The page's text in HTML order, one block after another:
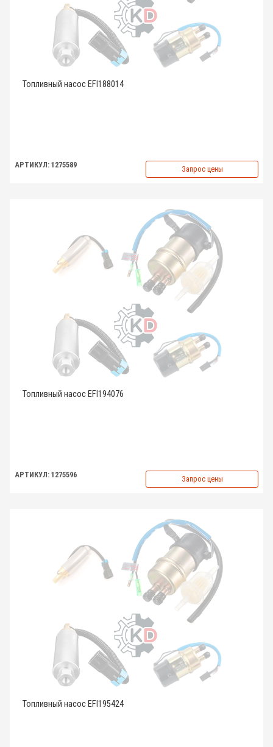
Топливный насос EFI188014
АРТИКУЛ: 1275589 Запрос цены
Топливный насос EFI194076
АРТИКУЛ: 1275596 Запрос цены
Топливный насос EFI195424